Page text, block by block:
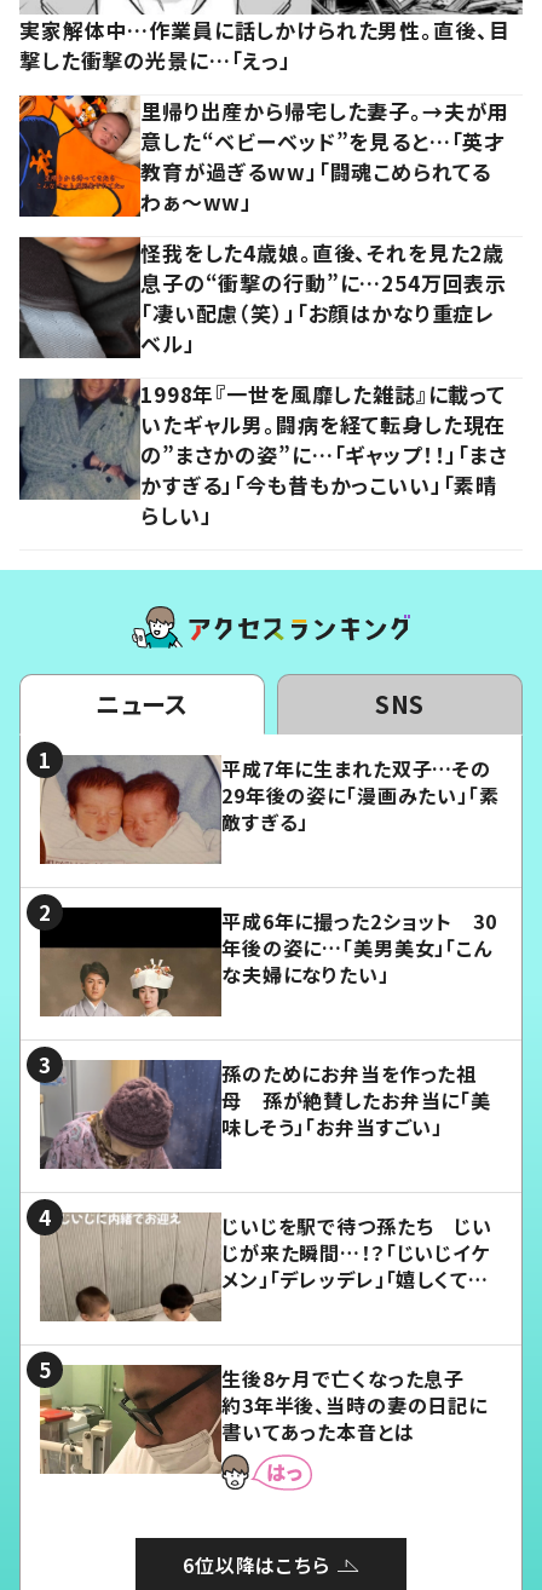
実家解体中…作業員に話しかけられた男性。直後、目
撃した衝撃の光景に…「えっ」
里帰り出産から帰宅した妻子。→夫が用
意した“ベビーベッド”を見ると…「英才
教育が過ぎるww」「闘魂こめられてる
わぁ～ww」
怪我をした4歳娘。直後、それを見た2歳
息子の“衝撃の行動”に…254万回表示
「凄い配慮（笑）」「お顔はかなり重症レ
ベル」
1998年『一世を風靡した雑誌』に載って
いたギャル男。闘病を経て転身した現在
の”まさかの姿”に…「ギャップ！！」「まさ
かすぎる」「今も昔もかっこいい」「素晴
らしい」
ニュース SNS
平成7年に生まれた双子…その
29年後の姿に「漫画みたい」「素
敵すぎる」
平成6年に撮った2ショット 30
年後の姿に…「美男美女」「こん
な夫婦になりたい」
孫のためにお弁当を作った祖
母 孫が絶賛したお弁当に「美
味しそう」「お弁当すごい」
じいじを駅で待つ孫たち じい
じが来た瞬間…！？「じいじイケ
メン」「デレッデレ」「嬉しくて可
生後8ヶ月で亡くなった息子
約3年半後、当時の妻の日記に
書いてあった本音とは
6位以降はこちら